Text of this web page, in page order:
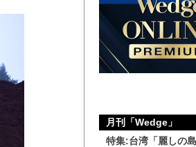
月刊「Wedge」
特集:台湾「麗しの